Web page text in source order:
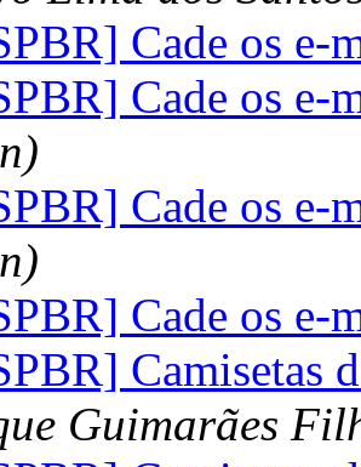
Cade os e-
Cade os e-
Cade os e-
Cade os e-
Camisetas
Guimarães